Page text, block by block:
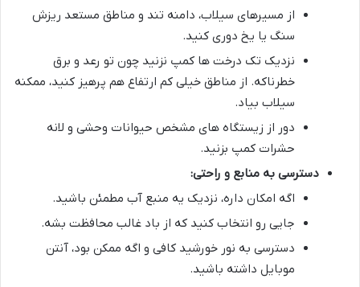
از مسیرهای سیلاب، دامنه تند و مناطق مستعد ریزش
سنگ یا یخ دوری کنید.
نزدیک تک درخت ها کمپ نزنید چون تو رعد و برق
خطرناکه. از مناطق خیلی کم ارتفاع هم پرهیز کنید، ممکنه
سیلاب بیاد.
دور از زیستگاه های مشخص حیوانات وحشی و لانه
حشرات کمپ بزنید.
دسترسی به منابع و راحتی:
اگه امکان داره، نزدیک یه منبع آب مطمئن باشید.
جایی رو انتخاب کنید که از باد غالب محافظت بشه.
دسترسی به نور خورشید کافی و اگه ممکن بود، آنتن
موبایل داشته باشید.